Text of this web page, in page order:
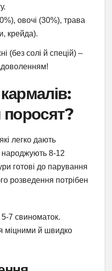
овочі (30%), трава
крейда).
(без солі й спецій) –
легко дають
8-12
готові до парування
розведення потрібен
7 свиноматок.
міцними й швидко